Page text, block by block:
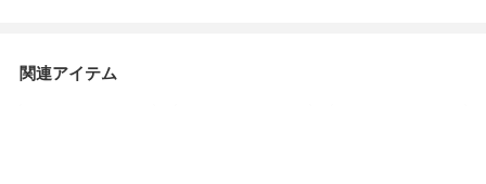
関連アイテム